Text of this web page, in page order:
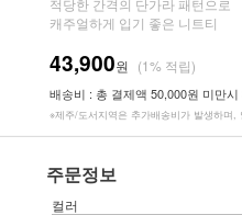
적당한 간격의 단가라 패턴으로
캐주얼하게 입기 좋은 니트티
43,900원 (1% 적립)
배송비 : 총 결제액 50,000원 미만시
※제주/도서지역은 추가배송비가 발생하며,
주문정보
컬러